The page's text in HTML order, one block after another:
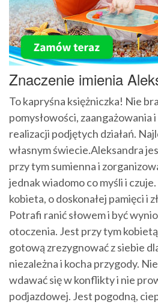
Znaczenie imienia
To kapryśna księżniczka! Nie
pomysłowości, zaangażowania
realizacji podjętych działań.
własnym świecie.Aleksandra
przy tym sumienna i
jednak wiadomo co myśli i
kobieta, o doskonałej pamięci i
Potrafi ranić słowem i być
otoczenia. Jest przy tym
gotową zrezygnować z siebie
niezależna i kocha przygody.
wdawać się w konflikty i nie
podjazdowej. Jest pogodną,